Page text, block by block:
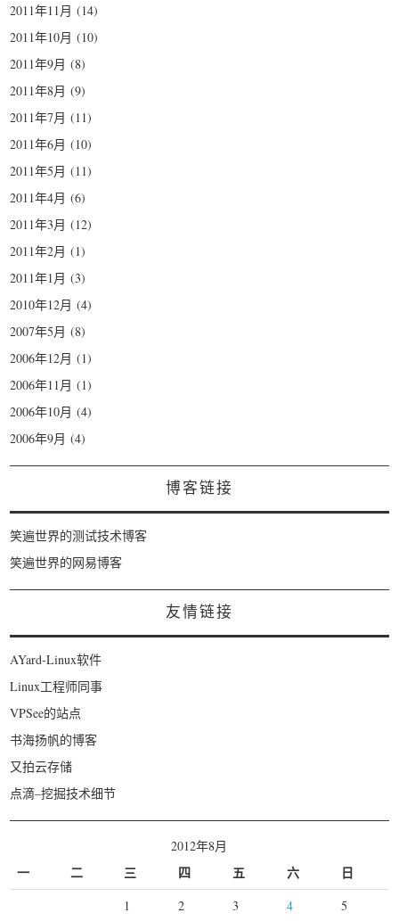
2011年11月 (14)
2011年10月 (10)
2011年9月 (8)
2011年8月 (9)
2011年7月 (11)
2011年6月 (10)
2011年5月 (11)
2011年4月 (6)
2011年3月 (12)
2011年2月 (1)
2011年1月 (3)
2010年12月 (4)
2007年5月 (8)
2006年12月 (1)
2006年11月 (1)
2006年10月 (4)
2006年9月 (4)
博客链接
笑遍世界的测试技术博客
笑遍世界的网易博客
友情链接
AYard-Linux软件
Linux工程师同事
VPSee的站点
书海扬帆的博客
又拍云存储
点滴–挖掘技术细节
2012年8月
一 二 三 四 五 六 日
1 2 3 4 5